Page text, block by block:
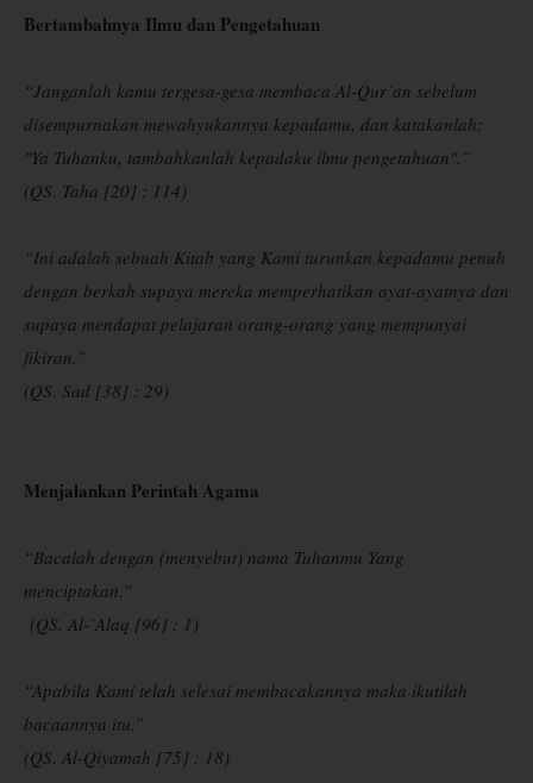
Bertambahnya Ilmu dan Pengetahuan
“Janganlah kamu tergesa-gesa membaca Al-Qur´an sebelum
disempurnakan mewahyukannya kepadamu, dan katakanlah:
"Ya Tuhanku, tambahkanlah kepadaku ilmu pengetahuan".”
(QS. Taha [20] : 114)
“Ini adalah sebuah Kitab yang Kami turunkan kepadamu penuh
dengan berkah supaya mereka memperhatikan ayat-ayatnya dan
supaya mendapat pelajaran orang-orang yang mempunyai
fikiran.”
(QS. Sad [38] : 29)
Menjalankan Perintah Agama
“Bacalah dengan (menyebut) nama Tuhanmu Yang
menciptakan.”
(QS. Al-`Alaq [96] : 1)
“Apabila Kami telah selesai membacakannya maka ikutilah
bacaannya itu.”
(QS. Al-Qiyamah [75] : 18)